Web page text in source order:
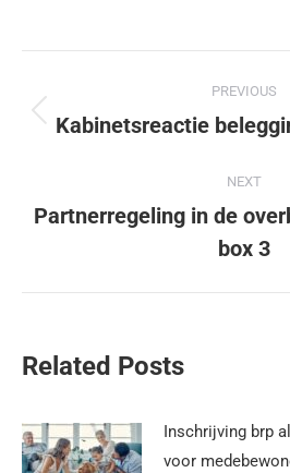
PREVIOUS
Kabinetsreactie
NEXT
Partnerregeling in de
box 3
Related Posts
Inschrijving brp
voor